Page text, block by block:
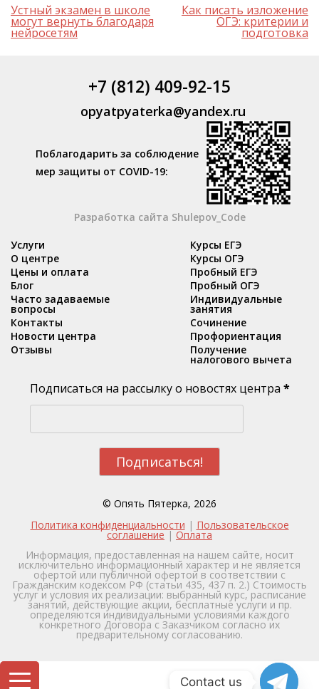
Навигация
по
записям
Устный экзамен в школе
могут вернуть благодаря
нейросетям
Как писать изложение
ОГЭ: критерии и
подготовка
Подписаться на рассылку о новостях центра *
© Опять Пятерка, 2026
Услуги
О центре
Цены и оплата
Блог
Часто задаваемые
вопросы
Контакты
Новости центра
Отзывы
Курсы ЕГЭ
Курсы ОГЭ
Пробный ЕГЭ
Пробный ОГЭ
Индивидуальные
занятия
Сочинение
Профориентация
Получение
налогового вычета
+7 (812) 409-92-15
opyatpyaterka@yandex.ru
Поблагодарить за соблюдение
мер защиты от COVID-19:
Разработка сайта Shulepov_Code
Политика конфиденциальности | Пользовательское
соглашение|Оплата
Информация, предоставленная на нашем сайте, носит
исключительно информационный характер и не является
офертой или публичной офертой в соответствии с
Гражданским кодексом РФ (статьи 435, 437 п. 2.) Стоимость
услуг и условия их реализации: выбранный курс, расписание
занятий, действующие акции, бесплатные услуги и пр.
определяются индивидуальными условиями каждого
конкретного Договора с Заказчиком согласно их
предварительному согласованию.
Contact us